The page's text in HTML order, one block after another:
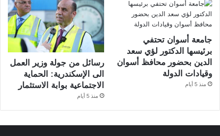
جامعة أسوان تحتفي
برئيسها الدكتور لؤي سعد
الدين بحضور محافظ أسوان
وقيادات الدولة
منذ 5 أيام
رسائل من جولة وزير العمل
الى الإسكندرية: الحماية
الاجتماعية بوابة الاستثمار
منذ 5 أيام